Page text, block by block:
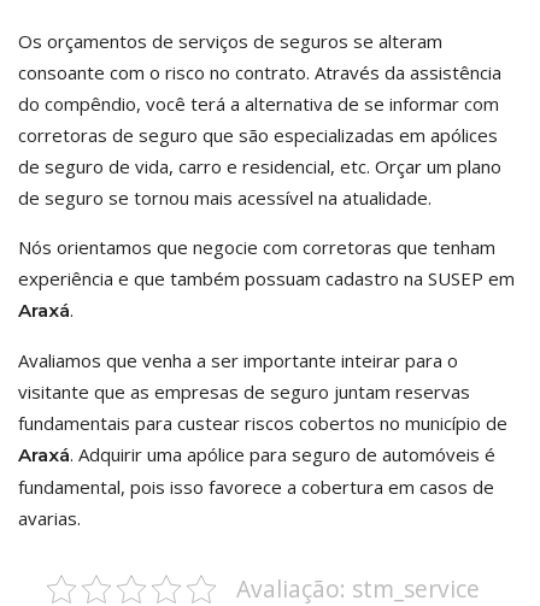
Os orçamentos de serviços de seguros se alteram
consoante com o risco no contrato. Através da assistência
do compêndio, você terá a alternativa de se informar com
corretoras de seguro que são especializadas em apólices
de seguro de vida, carro e residencial, etc. Orçar um plano
de seguro se tornou mais acessível na atualidade.
Nós orientamos que negocie com corretoras que tenham
experiência e que também possuam cadastro na SUSEP em
Araxá.
Avaliamos que venha a ser importante inteirar para o
visitante que as empresas de seguro juntam reservas
fundamentais para custear riscos cobertos no município de
Araxá. Adquirir uma apólice para seguro de automóveis é
fundamental, pois isso favorece a cobertura em casos de
avarias.
Avaliação: stm_service